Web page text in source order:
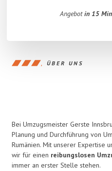
Angebotin 15
ÜBER UNS
Bei Umzugsmeister Gerste
Planung und Durchführung von
Rumänien. Mit unserer Expertise
wir für einen reibungslosen
immer an erster Stelle stehen.